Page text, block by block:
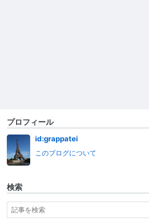
プロフィール
id:grappatei
このブログについて
検索